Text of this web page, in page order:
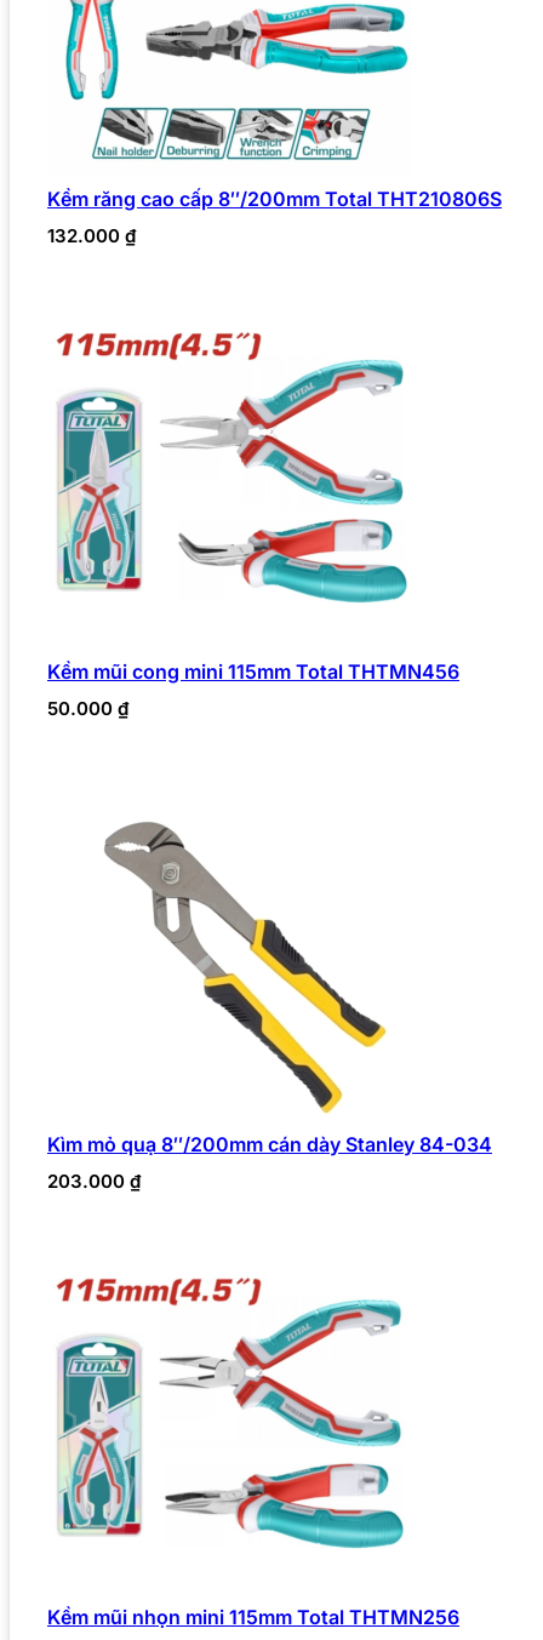
Kềm răng cao cấp 8″/200mm Total THT210806S
132.000 ₫
Kềm mũi cong mini 115mm Total THTMN456
50.000 ₫
Kìm mỏ quạ 8″/200mm cán dày Stanley 84-034
203.000 ₫
Kềm mũi nhọn mini 115mm Total THTMN256